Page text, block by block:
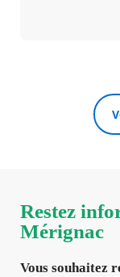
Restez
Mérignac
Vous souhaitez